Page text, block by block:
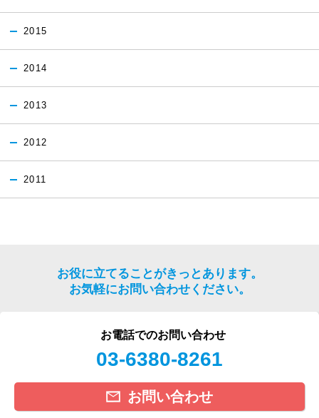
2015
2014
2013
2012
2011
お役に立てることがきっとあります。
お気軽にお問い合わせください。
お電話でのお問い合わせ
03-6380-8261
お問い合わせ